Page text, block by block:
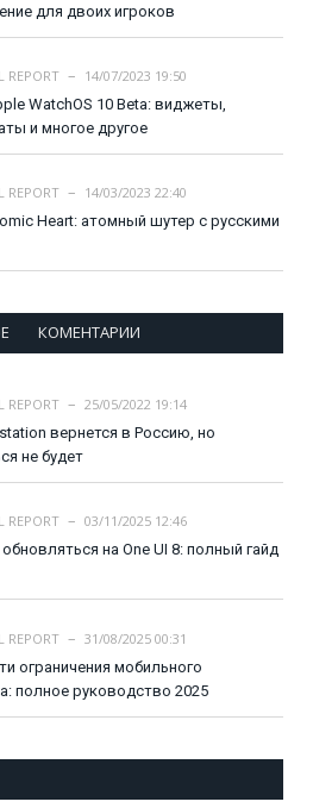
для двоих игроков
REPORT
14/07/2023 19:50
WatchOS 10 Beta: виджеты,
и многое другое
REPORT
14/03/2023 22:40
Heart: атомный шутер с русскими
КОМЕНТАРИИ
REPORT
25/05/2022 19:14
вернется в Россию, но
не будет
REPORT
03/11/2025 12:46
на One UI 8: полный гайд
REPORT
31/08/2025 00:31
ограничения мобильного
полное руководство 2025